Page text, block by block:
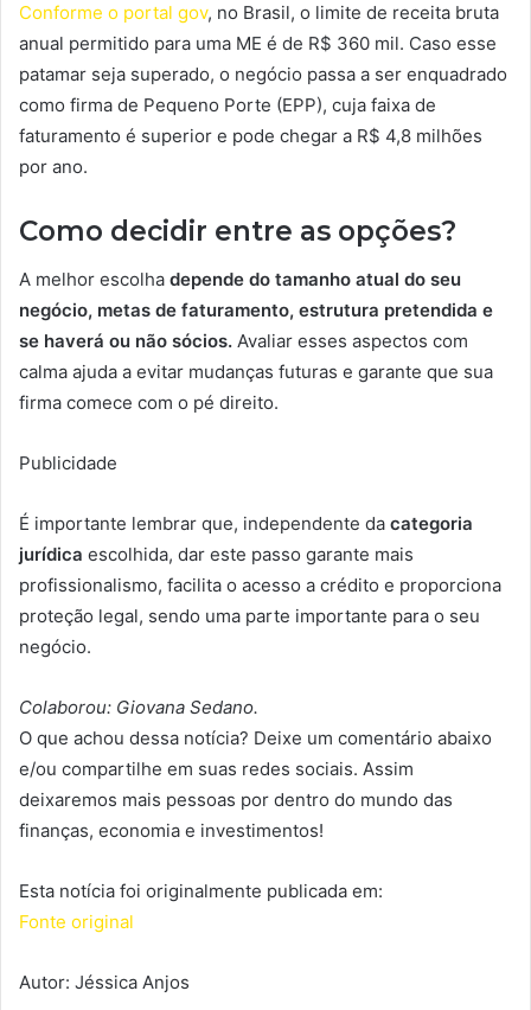
Conforme o portal gov, no Brasil, o limite de receita bruta
anual permitido para uma ME é de R$ 360 mil. Caso esse
patamar seja superado, o negócio passa a ser enquadrado
como firma de Pequeno Porte (EPP), cuja faixa de
faturamento é superior e pode chegar a R$ 4,8 milhões
por ano.
Como decidir entre as opções?
A melhor escolha depende do tamanho atual do seu
negócio, metas de faturamento, estrutura pretendida e
se haverá ou não sócios. Avaliar esses aspectos com
calma ajuda a evitar mudanças futuras e garante que sua
firma comece com o pé direito.
Publicidade
É importante lembrar que, independente da categoria
jurídica escolhida, dar este passo garante mais
profissionalismo, facilita o acesso a crédito e proporciona
proteção legal, sendo uma parte importante para o seu
negócio.
Colaborou: Giovana Sedano.
O que achou dessa notícia? Deixe um comentário abaixo
e/ou compartilhe em suas redes sociais. Assim
deixaremos mais pessoas por dentro do mundo das
finanças, economia e investimentos!
Esta notícia foi originalmente publicada em:
Fonte original
Autor: Jéssica Anjos